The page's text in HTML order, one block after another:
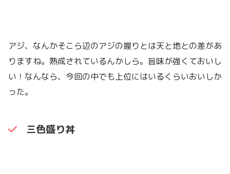
アジ、なんかそこら辺のアジの握りとは天と地との差があ
りますね。熟成されているんかしら。旨味が強くておいし
い！なんなら、今回の中でも上位にはいるくらいおいしか
った。
三色盛り丼